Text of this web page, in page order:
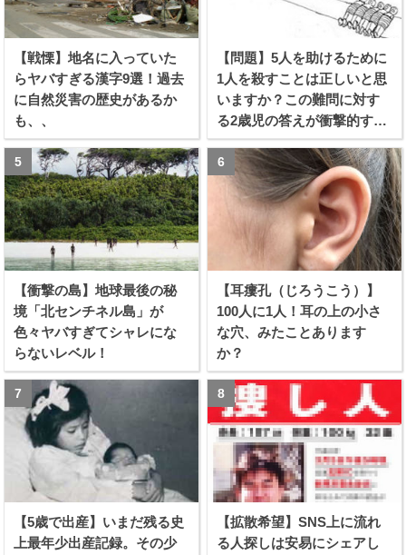
【戦慄】地名に入っていた
らヤバすぎる漢字9選！過去
に自然災害の歴史があるか
も、、
【問題】5人を助けるために
1人を殺すことは正しいと思
いますか？この難問に対す
る2歳児の答えが衝撃的すぎ
る！！
【衝撃の島】地球最後の秘
境「北センチネル島」が
色々ヤバすぎてシャレにな
らないレベル！
【耳瘻孔（じろうこう）】
100人に1人！耳の上の小さ
な穴、みたことあります
か？
【5歳で出産】いまだ残る史
上最年少出産記録。その少
【拡散希望】SNS上に流れ
る人探しは安易にシェアし